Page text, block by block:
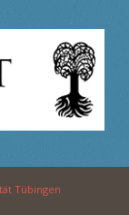
Tübingen